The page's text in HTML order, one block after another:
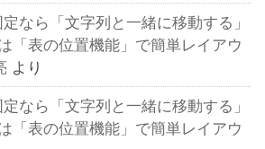
なら「文字列と一緒に移動する」
「表の位置機能」で簡単レイアウ
より
なら「文字列と一緒に移動する」
「表の位置機能」で簡単レイアウ